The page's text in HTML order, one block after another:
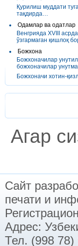
Қурилиш муддати
тақдирда…
Одамлар ва одатлар
Венгрияда XVIII
ўзгармаган қишлоқ
Божхона
Божхоначилар
божхоначилар
Божхоначи хотин-
Агар
Сайт
печати и
Адрес:
Тел. (998 78)